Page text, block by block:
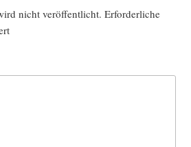
nicht veröffentlicht. Erforderliche